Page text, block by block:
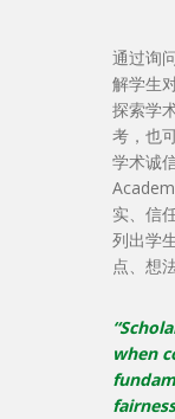
通过询
解学生
探索学
考，也
学术诚
实、信
列出学
点、想法
when